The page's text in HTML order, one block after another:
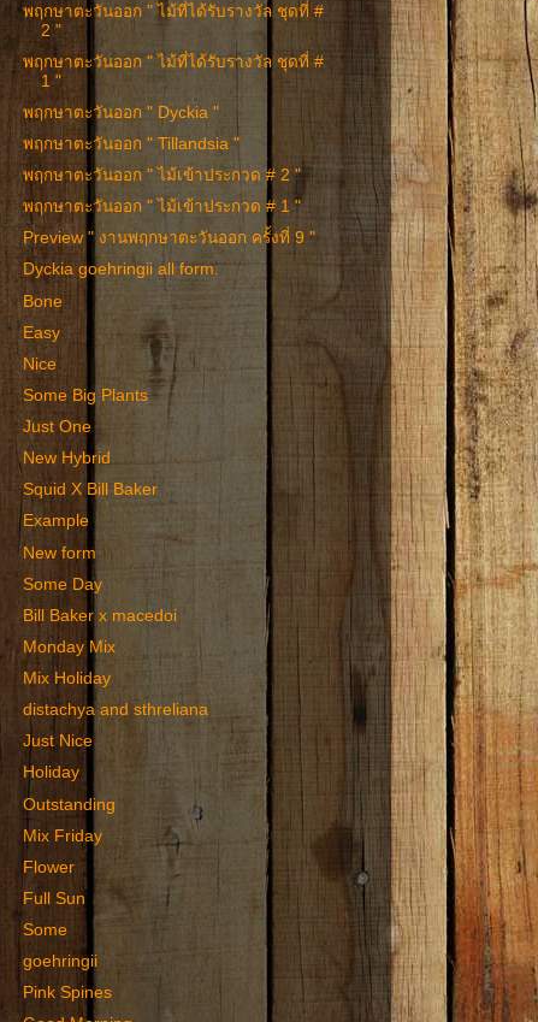
พฤกษาตะวันออก " ไม้ที่ได้รับรางวัล ชุดที่ #
2 "
พฤกษาตะวันออก " ไม้ที่ได้รับรางวัล ชุดที่ #
1 "
พฤกษาตะวันออก " Dyckia "
พฤกษาตะวันออก " Tillandsia "
พฤกษาตะวันออก " ไม้เข้าประกวด # 2 "
พฤกษาตะวันออก " ไม้เข้าประกวด # 1 "
Preview " งานพฤกษาตะวันออก ครั้งที่ 9 "
Dyckia goehringii all form.
Bone
Easy
Nice
Some Big Plants
Just One
New Hybrid
Squid X Bill Baker
Example
New form
Some Day
Bill Baker x macedoi
Monday Mix
Mix Holiday
distachya and sthreliana
Just Nice
Holiday
Outstanding
Mix Friday
Flower
Full Sun
Some
goehringii
Pink Spines